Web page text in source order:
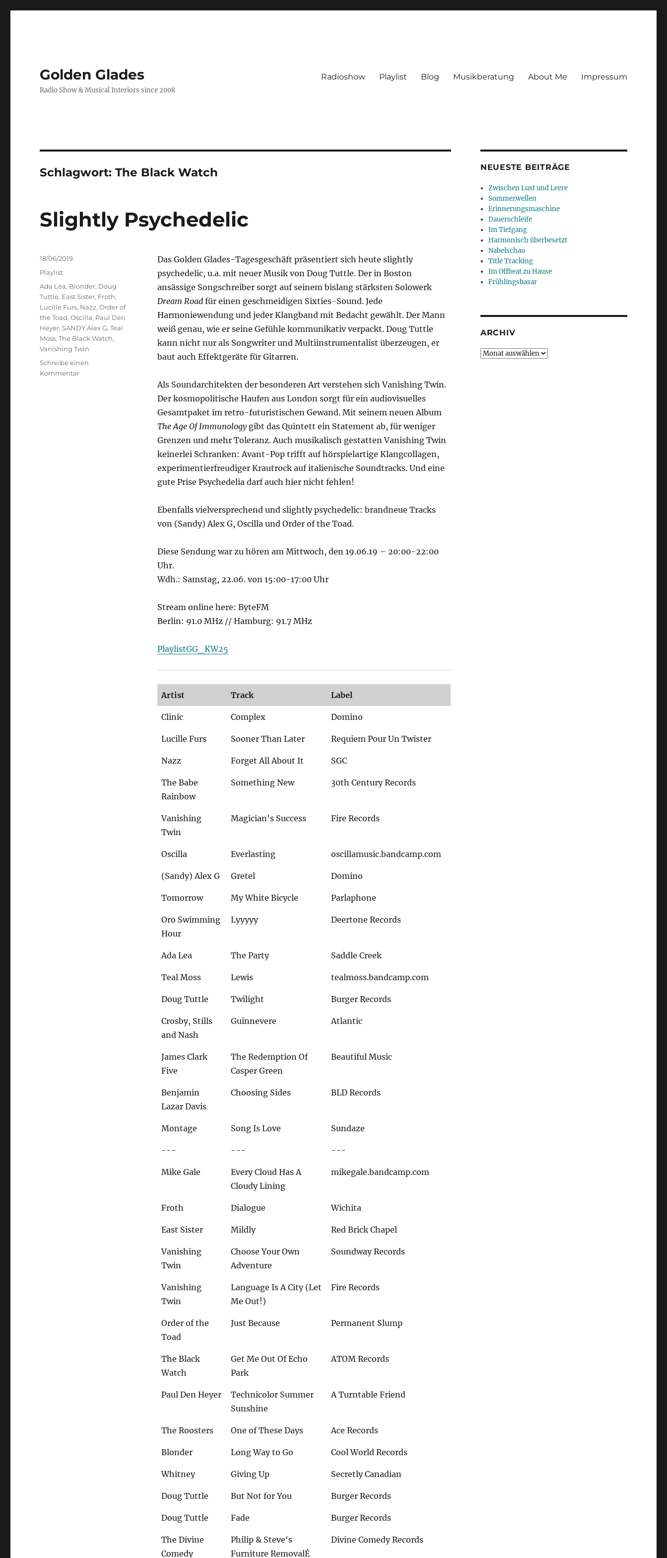
Golden Glades
Radio Show & Musical Interiors since 2008
Radioshow Playlist Blog Musikberatung About Me Impressum
Schlagwort:The Black Watch
Slightly Psychedelic
Das Golden Glades-Tagesgeschäft präsentiert sich heute slightly
psychedelic, u.a. mit neuer Musik von Doug Tuttle. Der in Boston
ansässige Songschreiber sorgt auf seinem bislang stärksten Solowerk
Dream Roadfür einen geschmeidigen Sixties-Sound. Jede
Harmoniewendung und jeder Klangband mit Bedacht gewählt. Der Mann
weiß genau, wie er seine Gefühle kommunikativ verpackt. Doug Tuttle
kann nicht nur als Songwriter und Multiinstrumentalist überzeugen, er
baut auch Effektgeräte für Gitarren.
Als Soundarchitekten der besonderen Art verstehen sich Vanishing Twin.
Der kosmopolitische Haufen aus London sorgt für ein audiovisuelles
Gesamtpaket im retro-futuristischen Gewand. Mit seinem neuen Album
The Age Of Immunologygibt das Quintett ein Statement ab, für weniger
Grenzen und mehr Toleranz. Auch musikalisch gestatten Vanishing Twin
keinerlei Schranken: Avant-Pop trifft auf hörspielartige Klangcollagen,
experimentierfreudiger Krautrock auf italienische Soundtracks. Und eine
gute Prise Psychedelia darf auch hier nicht fehlen!
Ebenfalls vielversprechend und slightly psychedelic: brandneue Tracks
von (Sandy) Alex G, Oscilla und Order of the Toad.
Diese Sendung war zu hören am Mittwoch, den 19.06.19 – 20:00-22:00
Uhr.
Wdh.: Samstag, 22.06. von 15:00-17:00 Uhr
Stream online here: ByteFM
Berlin: 91.0 MHz // Hamburg: 91.7 MHz
PlaylistGG_KW25
Artist Track Label
Clinic Complex Domino
Lucille Furs Sooner Than Later Requiem Pour Un Twister
Nazz Forget All About It SGC
The Babe
Rainbow
Something New 30th Century Records
Vanishing
Twin
Magician's Success Fire Records
Oscilla Everlasting oscillamusic.bandcamp.com
(Sandy) Alex G Gretel Domino
Tomorrow My White Bicycle Parlaphone
Oro Swimming
Hour
Lyyyyy Deertone Records
Ada Lea The Party Saddle Creek
Teal Moss Lewis tealmoss.bandcamp.com
Doug Tuttle Twilight Burger Records
Crosby, Stills
and Nash
Guinnevere Atlantic
James Clark
Five
The Redemption Of
Casper Green
Beautiful Music
Benjamin
Lazar Davis
Choosing Sides BLD Records
Montage Song Is Love Sundaze
--- --- ---
Mike Gale
Every Cloud Has A
Cloudy Lining
mikegale.bandcamp.com
Froth Dialogue Wichita
East Sister Mildly Red Brick Chapel
Vanishing
Twin
Choose Your Own
Adventure
Soundway Records
Vanishing
Twin
Language Is A City (Let
Me Out!)
Fire Records
Order of the
Toad
Just Because Permanent Slump
The Black
Watch
Get Me Out Of Echo
Park
ATOM Records
Paul Den Heyer
Technicolor Summer
Sunshine
A Turntable Friend
The Roosters One of These Days Ace Records
Blonder Long Way to Go Cool World Records
Whitney Giving Up Secretly Canadian
Doug Tuttle But Not for You Burger Records
Doug Tuttle Fade Burger Records
The Divine
Comedy
Philip & Steve's
Furniture RemovalÉ
Divine Comedy Records
Veröffentlicht
am
18/06/2019
Kategorien
Playlist
Schlagwörter
Ada Lea, Blonder, Doug
Tuttle, East Sister, Froth,
Lucille Furs, Nazz,Order of
the Toad,Oscilla, Paul Den
Heyer,SANDY Alex G,Teal
Moss,The Black Watch,
Vanishing Twin
Schreibe einen
Kommentarzu
NEUESTE BEITRÄGE
Zwischen Lust und Leere
Sommerwellen
Erinnerungsmaschine
Dauerschleife
Im Tiefgang
Harmonisch überbesetzt
Nabelschau
Title Tracking
Im Offbeat zu Hause
Frühlingsbasar
ARCHIV
Archiv